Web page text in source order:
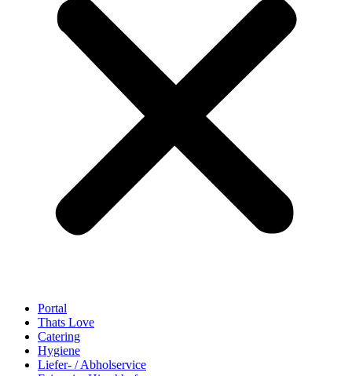
Portal
Thats Love
Catering
Hygiene
Liefer- / Abholservice